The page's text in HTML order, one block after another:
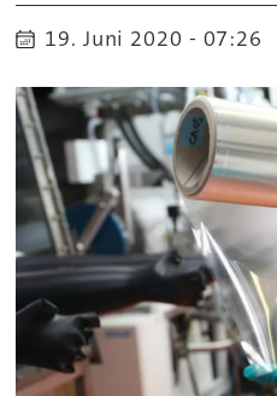
19. Juni 2020 - 07:26